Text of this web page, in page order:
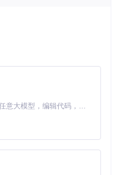
、LprParser等专
.rofl文件格式。无论是
准提取比赛信息，让你
整流程
Claude Code 的开源替代方案。连接任意大模型，编辑代码，运行命令，自动验证 — 全自动执行。用 Rust 构建，极致性能。 ｜ An open-source alternative to Claude Code. Connect any LLM, edit code, run commands, and verify changes — autonomously. Built in Rust for speed. Get Started